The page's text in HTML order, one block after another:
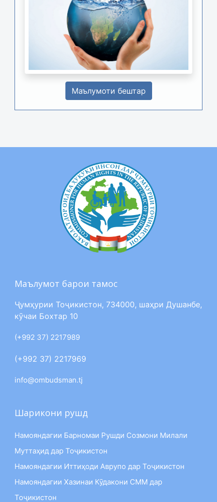
Маълумоти бештар
Маълумот барои тамос
Ҷумҳурии Тоҷикистон, 734000, шаҳри Душанбе,
кӯчаи Бохтар 10
(+992 37) 2217989
(+992 37) 2217969
info@ombudsman.tj
Шарикони рушд
Намояндагии Барномаи Рушди Созмони Милали
Муттаҳид дар Тоҷикистон
Намояндагии Иттиҳоди Аврупо дар Тоҷикистон
Намояндагии Хазинаи Кӯдакони СММ дар
Тоҷикистон